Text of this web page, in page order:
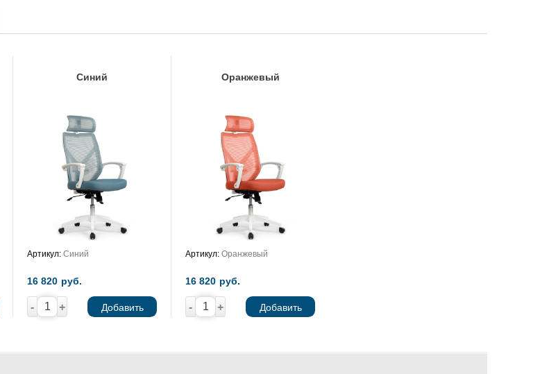
Синий
Артикул: Синий
16 820 руб.
- + Добавить
Оранжевый
Артикул: Оранжевый
16 820 руб.
- + Добавить